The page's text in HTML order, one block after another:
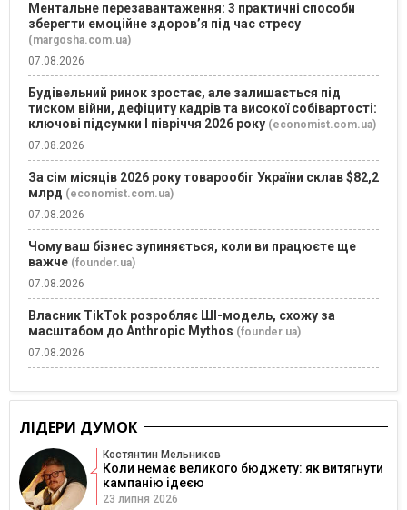
Ментальне перезавантаження: 3 практичні способи
зберегти емоційне здоров’я під час стресу
(margosha.com.ua)
07.08.2026
Будівельний ринок зростає, але залишається під
тиском війни, дефіциту кадрів та високої собівартості:
ключові підсумки І півріччя 2026 року (economist.com.ua)
07.08.2026
За сім місяців 2026 року товарообіг України склав $82,2
млрд (economist.com.ua)
07.08.2026
Чому ваш бізнес зупиняється, коли ви працюєте ще
важче (founder.ua)
07.08.2026
Власник TikTok розробляє ШІ-модель, схожу за
масштабом до Anthropic Mythos (founder.ua)
07.08.2026
ЛІДЕРИ ДУМОК
Костянтин Мельников
Коли немає великого бюджету: як витягнути
кампанію ідеєю
23 липня 2026